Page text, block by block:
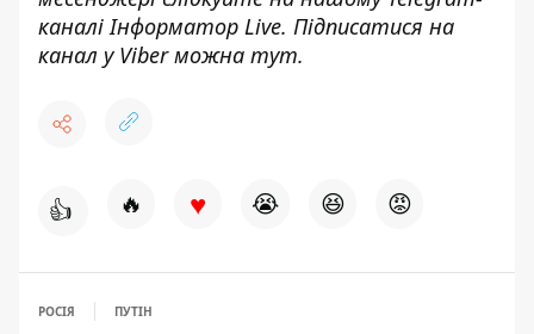
каналіІнформатор Live. Підписатися на
канал у Viber можна тут.
👍 🔥 ♥ 😭 😆 😡
РОСІЯ ПУТІН